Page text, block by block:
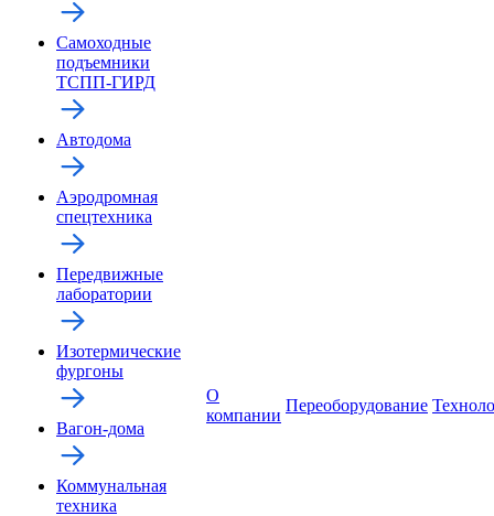
Самоходные
подъемники
ТСПП-ГИРД
Автодома
Аэродромная
спецтехника
Передвижные
лаборатории
Изотермические
фургоны
Вагон-дома
Коммунальная
техника
О
компании
Переоборудование